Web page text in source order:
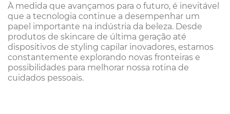
À medida que avançamos para o futuro, é inevitável
que a tecnologia continue a desempenhar um
papel importante na indústria da beleza. Desde
produtos de skincare de última geração até
dispositivos de styling capilar inovadores, estamos
constantemente explorando novas fronteiras e
possibilidades para melhorar nossa rotina de
cuidados pessoais.